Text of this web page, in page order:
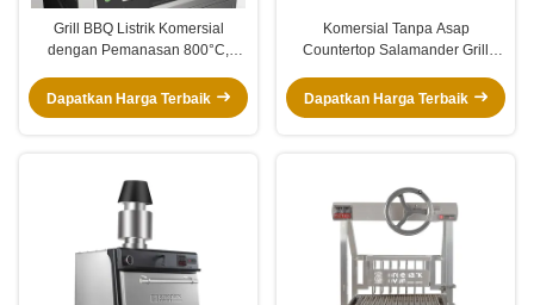
Grill BBQ Listrik Komersial
dengan Pemanasan 800°C,
Konstruksi Baja Berastain
Dapatkan Harga Terbaik
Komersial Tanpa Asap
Countertop Salamander Grill
Menghemat Energi untuk
Restoran
Dapatkan Harga Terbaik